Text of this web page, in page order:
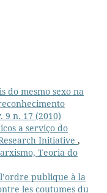
do mesmo sexo na
9 n. 17 (2010)
a serviço do
Initiative ,
Teoria do
publique à la
les coutumes du